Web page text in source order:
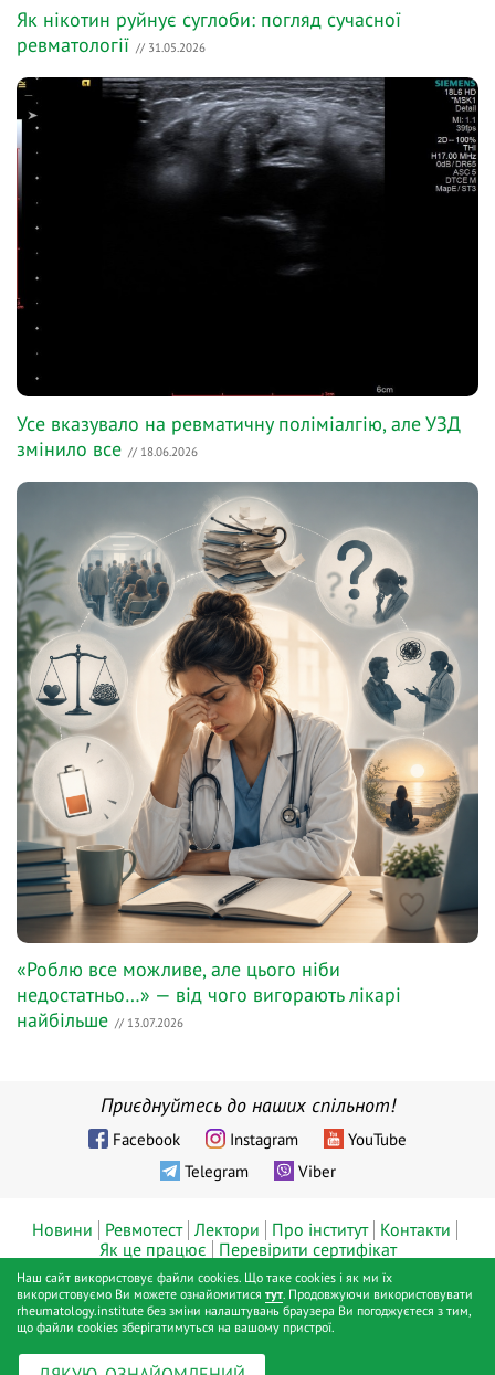
Як нікотин руйнує суглоби: погляд сучасної
ревматології // 31.05.2026
Усе вказувало на ревматичну поліміалгію, але УЗД
змінило все // 18.06.2026
«Роблю все можливе, але цього ніби
недостатньо…» — від чого вигорають лікарі
найбільше // 13.07.2026
Приєднуйтесь до наших спільнот!
Facebook Instagram
YouTube
Telegram
Viber
Новини Ревмотест Лектори Про інститут Контакти
Як це працює
Перевірити сертифікат
© ТОВ «Діджитал хелс», Інститут ревматології™, Київ, 2019 - 2026
pp.
Публічна оферта | Політика конфіденційності
Наш сайт використовує файли cookies. Що таке cookies і як ми їх
використовуємо Ви можете ознайомитися тут. Продовжуючи використовувати
rheumatology.institute без зміни налаштувань браузера Ви погоджуєтеся з тим,
що файли cookies зберігатимуться на вашому пристрої.